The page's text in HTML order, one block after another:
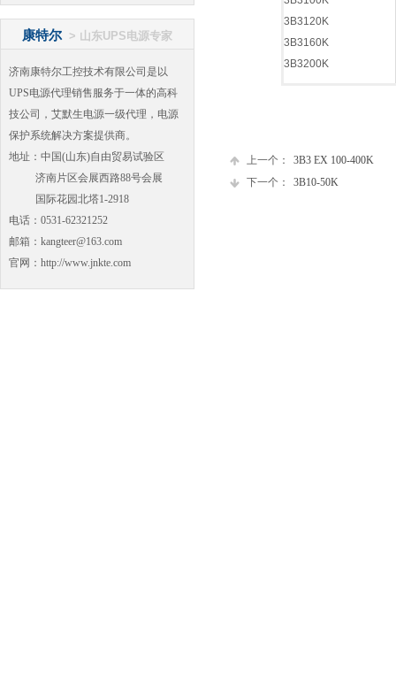
3B3120K
3B3160K
3B3200K
上一个：
3B3 EX 100-400K
下一个：
3B10-50K
康特尔 > 山东UPS电源专家
济南康特尔工控技术有限公司是以
UPS电源代理销售服务于一体的高科
技公司，艾默生电源一级代理，电源
保护系统解决方案提供商。
地址：中国(山东)自由贸易试验区
济南片区会展西路88号会展
国际花园北塔1-2918
电话：0531-62321252
邮箱：kangteer@163.com
官网：http://www.jnkte.com